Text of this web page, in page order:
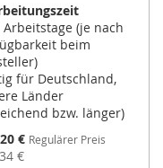
Arbeitstage (je nach
beim
für Deutschland,
Länder
bzw. länger)
€ Regulärer Preis
€